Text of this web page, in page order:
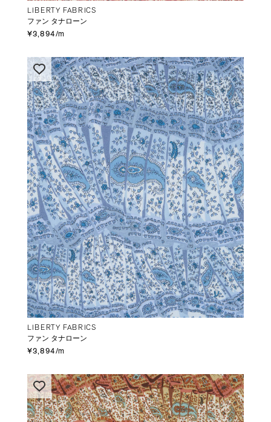
LIBERTY FABRICS
ファン タナローン
¥3,894/m
LIBERTY FABRICS
ファン タナローン
¥3,894/m